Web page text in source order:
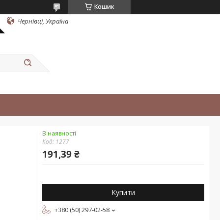
Кошик
Чернівці, Україна
В наявності
Код: 1277
191,39 ₴
Купити
+380 (50) 297-02-58